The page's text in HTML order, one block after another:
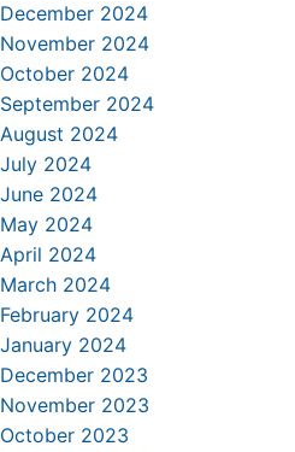
December 2024
November 2024
October 2024
September 2024
August 2024
July 2024
June 2024
May 2024
April 2024
March 2024
February 2024
January 2024
December 2023
November 2023
October 2023